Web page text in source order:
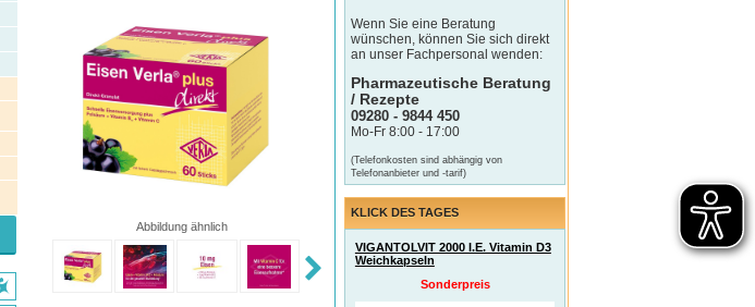
Abbildung ähnlich
Wenn Sie eine Beratung
wünschen, können Sie sich direkt
an unser Fachpersonal wenden:
Pharmazeutische Beratung
/ Rezepte
09280 - 9844 450
Mo-Fr 8:00 - 17:00
(Telefonkosten sind abhängig von
Telefonanbieter und -tarif)
KLICK DES TAGES
VIGANTOLVIT 2000 I.E. Vitamin D3
Weichkapseln
Sonderpreis